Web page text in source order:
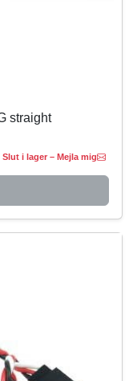
straight
Slut i lager – Mejla mig